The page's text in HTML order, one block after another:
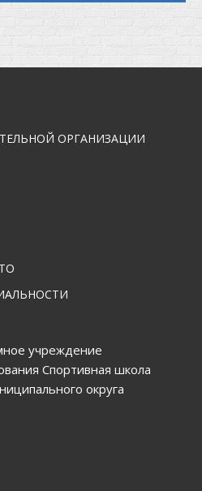
ОРГАНИЗАЦИИ
учреждение
Спортивная школа
округа